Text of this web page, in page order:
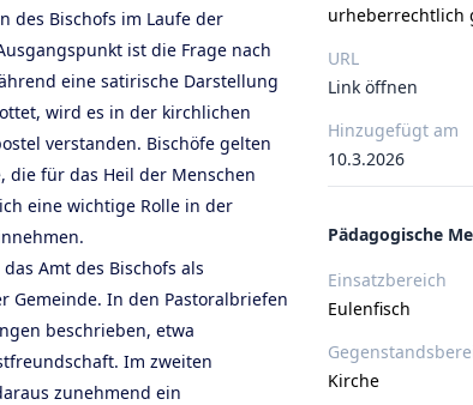
des Bischofs im Laufe der
ist die Frage nach
eine satirische Darstellung
wird es in der kirchlichen
verstanden. Bischöfe gelten
die für das Heil der Menschen
eine wichtige Rolle in der
Amt des Bischofs als
Gemeinde. In den Pastoralbriefen
beschrieben, etwa
Im zweiten
zunehmend ein
urheberrechtlich
URL
Link öffnen
Hinzugefügt am
10.3.2026
Pädagogische
Einsatzbereich
Eulenfisch
Kirche